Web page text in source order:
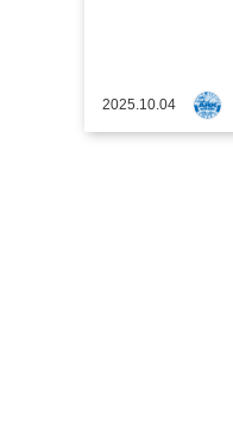
2025.10.04